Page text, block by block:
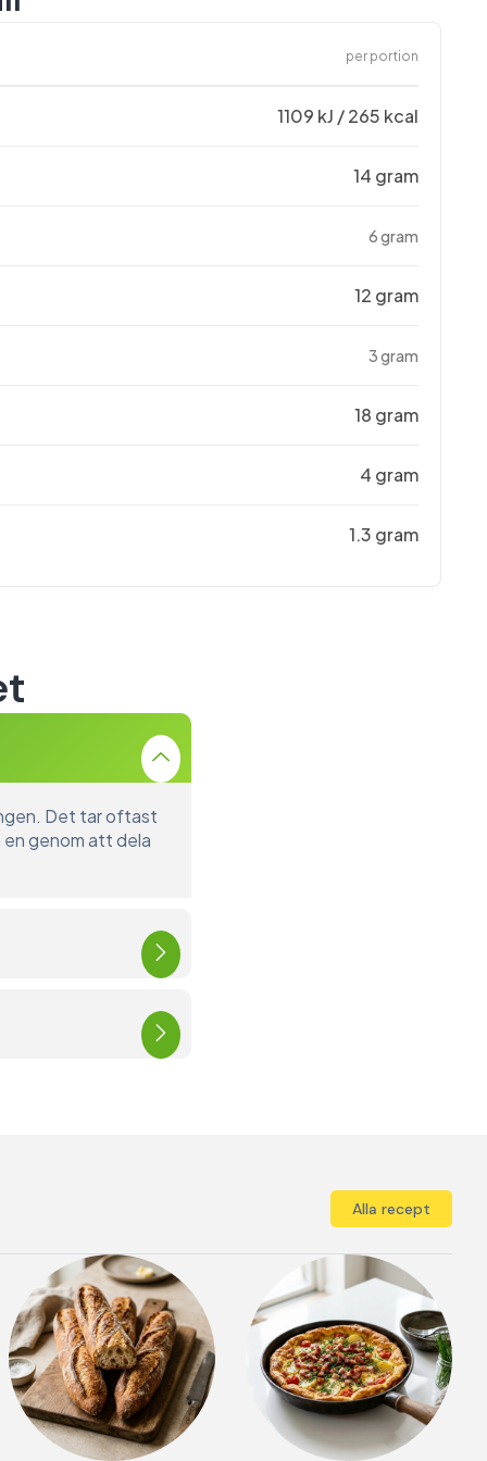
per portion
1109 kJ / 265 kcal
14 gram
6 gram
12 gram
3 gram
18 gram
4 gram
1.3 gram
Det tar oftast
en genom att dela
Alla recept